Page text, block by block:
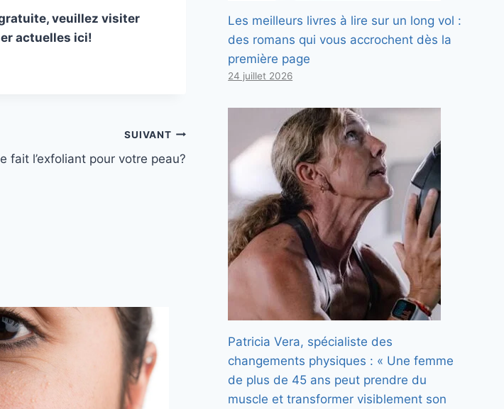
veuillez visiter
actuelles ici!
SUIVANT
fait l’exfoliant pour votre peau?
Les meilleurs livres à lire sur un long vol :
des romans qui vous accrochent dès la
première page
24 juillet 2026
Patricia Vera, spécialiste des
changements physiques : « Une femme
de plus de 45 ans peut prendre du
muscle et transformer visiblement son